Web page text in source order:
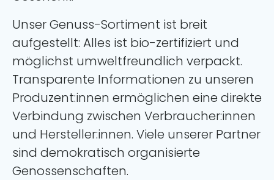
Unser Genuss-Sortiment ist breit
aufgestellt: Alles ist bio-zertifiziert und
möglichst umweltfreundlich verpackt.
Transparente Informationen zu unseren
Produzent:innen ermöglichen eine direkte
Verbindung zwischen Verbraucher:innen
und Hersteller:innen. Viele unserer Partner
sind demokratisch organisierte
Genossenschaften.